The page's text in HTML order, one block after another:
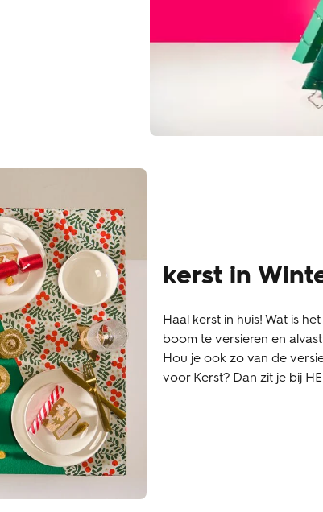
kerst in
Haal kerst in huis! Wat is
boom te versieren en
Hou je ook zo van de
voor Kerst? Dan zit je bij